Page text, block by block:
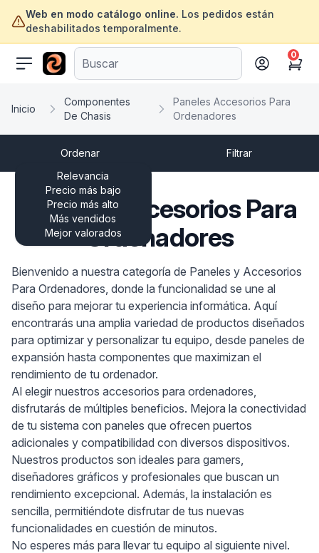
Web en modo catálogo online. Los pedidos están
deshabilitados temporalmente.
ofertasinformatica.com
Cart
0
Inicio
Componentes
De Chasis
Paneles Accesorios Para
Ordenadores
Ordenar
Relevancia
Precio más bajo
Precio más alto
Más vendidos
Mejor valorados
Filtrar
Paneles Accesorios Para
Ordenadores
Bienvenido a nuestra categoría de Paneles y Accesorios
Para Ordenadores, donde la funcionalidad se une al
diseño para mejorar tu experiencia informática. Aquí
encontrarás una amplia variedad de productos diseñados
para optimizar y personalizar tu equipo, desde paneles de
expansión hasta componentes que maximizan el
rendimiento de tu ordenador.
Al elegir nuestros accesorios para ordenadores,
disfrutarás de múltiples beneficios. Mejora la conectividad
de tu sistema con paneles que ofrecen puertos
adicionales y compatibilidad con diversos dispositivos.
Nuestros productos son ideales para gamers,
diseñadores gráficos y profesionales que buscan un
rendimiento excepcional. Además, la instalación es
sencilla, permitiéndote disfrutar de tus nuevas
funcionalidades en cuestión de minutos.
No esperes más para llevar tu equipo al siguiente nivel.